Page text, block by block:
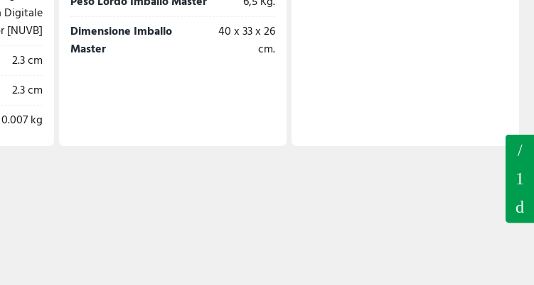
Digitale
[NUVB]
2.3 cm
2.3 cm
0.007 kg
Dimensione Imballo
Master
40 x 33 x 26
cm.